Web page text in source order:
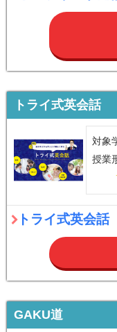
トライ式英会話
対象
授業
トライ式英会話
GAKU道